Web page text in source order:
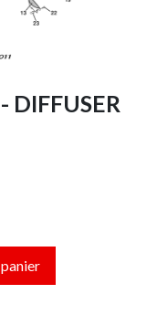
DIFFUSER